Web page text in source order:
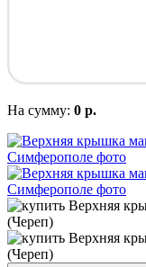
На сумму: 0 р.